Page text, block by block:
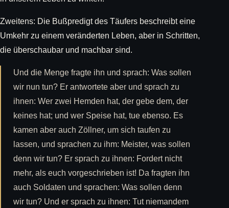
Zweitens: Die Bußpredigt des Täufers beschreibt eine
Umkehr zu einem veränderten Leben, aber in Schritten,
die überschaubar und machbar sind.
Und die Menge fragte ihn und sprach: Was sollen
wir nun tun? Er antwortete aber und sprach zu
ihnen: Wer zwei Hemden hat, der gebe dem, der
keines hat; und wer Speise hat, tue ebenso. Es
kamen aber auch Zöllner, um sich taufen zu
lassen, und sprachen zu ihm: Meister, was sollen
denn wir tun? Er sprach zu ihnen: Fordert nicht
mehr, als euch vorgeschrieben ist! Da fragten ihn
auch Soldaten und sprachen: Was sollen denn
wir tun? Und er sprach zu ihnen: Tut niemandem